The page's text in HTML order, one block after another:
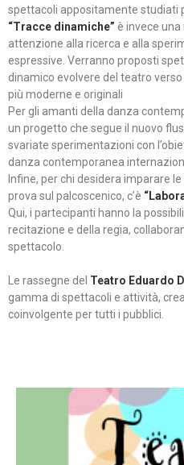
spettacoli appositamente studiati
“Tracce dinamiche” è invece
attenzione alla ricerca e alla
espressive. Verranno proposti
dinamico evolvere del teatro
più moderne e originali
Per gli amanti della danza
un progetto che segue il nuovo
svariate sperimentazioni con
danza contemporanea
Infine, per chi desidera imparare
prova sul palcoscenico, c’è
Qui, i partecipanti hanno la
recitazione e della regia,
spettacolo.
Le rassegne del Teatro Eduardo
gamma di spettacoli e attività,
coinvolgente per tutti i pubblici.